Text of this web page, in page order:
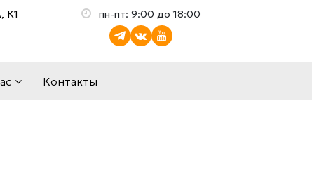
К1
пн-пт: 9:00 до 18:00
Контакты